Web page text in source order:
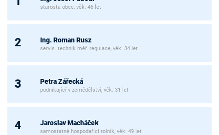
starosta obce, věk: 46 let
2 Ing. Roman Rusz
servis. technik měř. regulace, věk: 34 let
3 Petra Zářecká
podnikající v zemědělství, věk: 31 let
4 Jaroslav Macháček
samostatně hospodařící rolník, věk: 49 let